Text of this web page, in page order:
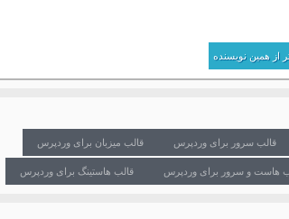
از همین نویسنده
قالب سرور برای وردپرس قالب میزبان برای وردپرس
هاست و سرور برای وردپرس قالب هاستینگ برای وردپرس